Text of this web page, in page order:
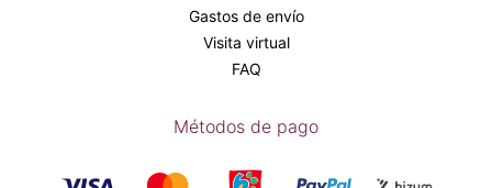
Gastos de envío
Visita virtual
FAQ
Métodos de pago